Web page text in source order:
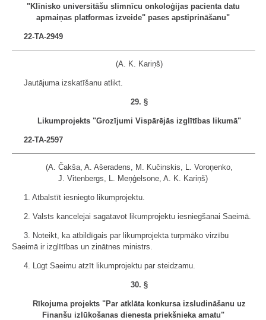
"Klīnisko universitāšu slimnīcu onkoloģijas pacienta datu
apmaiņas platformas izveide" pases apstiprināšanu"
22-TA-2949
(A. K. Kariņš)
Jautājuma izskatīšanu atlikt.
29. §
Likumprojekts "Grozījumi Vispārējās izglītības likumā"
22-TA-2597
(A. Čakša, A. Ašeradens, M. Kučinskis, L. Voroņenko,
J. Vitenbergs, L. Meņģelsone, A. K. Kariņš)
1. Atbalstīt iesniegto likumprojektu.
2. Valsts kancelejai sagatavot likumprojektu iesniegšanai Saeimā.
3. Noteikt, ka atbildīgais par likumprojekta turpmāko virzību
Saeimā ir izglītības un zinātnes ministrs.
4. Lūgt Saeimu atzīt likumprojektu par steidzamu.
30. §
Rīkojuma projekts "Par atklāta konkursa izsludināšanu uz
Finanšu izlūkošanas dienesta priekšnieka amatu"